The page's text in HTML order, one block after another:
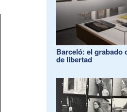
Barceló: el grabado
de libertad